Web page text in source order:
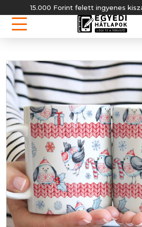
15.000 Forint felett ingyenes kiszállítás!